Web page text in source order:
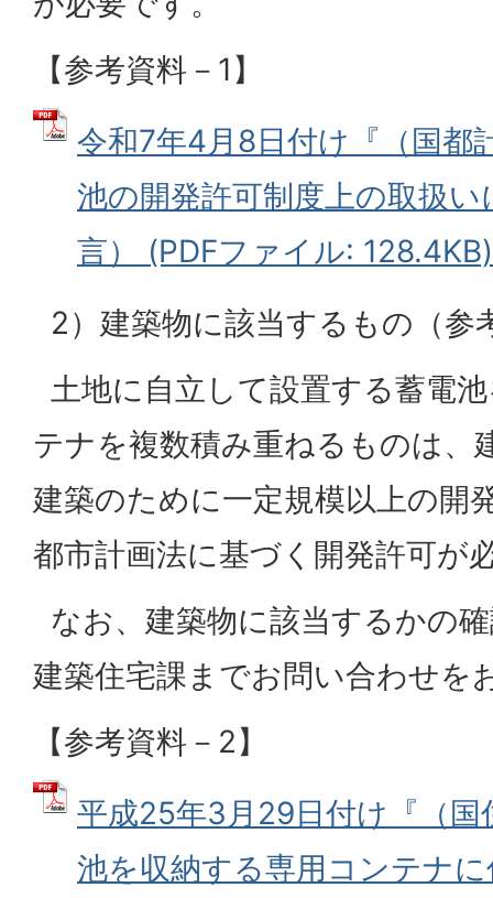
【参考資料－1】
令和7年4月8日付け『（国都
池の開発許可制度上の取扱
言） (PDFファイル: 128.4KB)
2）建築物に該当するもの（参
土地に自立して設置する蓄電
テナを複数積み重ねるものは、
建築のために一定規模以上の開
都市計画法に基づく開発許可が
なお、建築物に該当するかの
建築住宅課までお問い合わせを
【参考資料－2】
平成25年3月29日付け『（
池を収納する専用コンテナ